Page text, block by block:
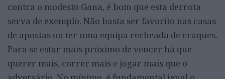
contra o modesto Gana, é bom que esta derrota
serva de exemplo. Não basta ser favorito nas casas
de apostas ou ter uma equipa recheada de craques.
Para se estar mais próximo de vencer há que
querer mais, correr mais e jogar mais que o